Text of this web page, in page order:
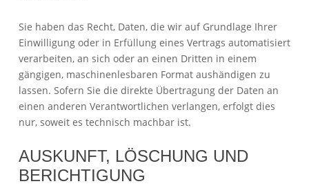
Sie haben das Recht, Daten, die wir auf Grundlage Ihrer
Einwilligung oder in Erfüllung eines Vertrags automatisiert
verarbeiten, an sich oder an einen Dritten in einem
gängigen, maschinenlesbaren Format aushändigen zu
lassen. Sofern Sie die direkte Übertragung der Daten an
einen anderen Verantwortlichen verlangen, erfolgt dies
nur, soweit es technisch machbar ist.
AUSKUNFT, LÖSCHUNG UND
BERICHTIGUNG